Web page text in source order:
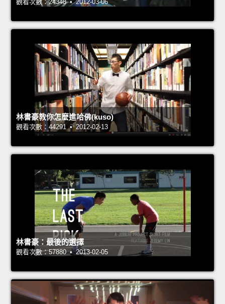
觀看次數：24348 • 2012-03-06
林書豪教你怎麼進哈佛(kuso)
觀看次數：44291 • 2012-02-13
林書豪：最後的選擇
觀看次數：57880 • 2013-02-05